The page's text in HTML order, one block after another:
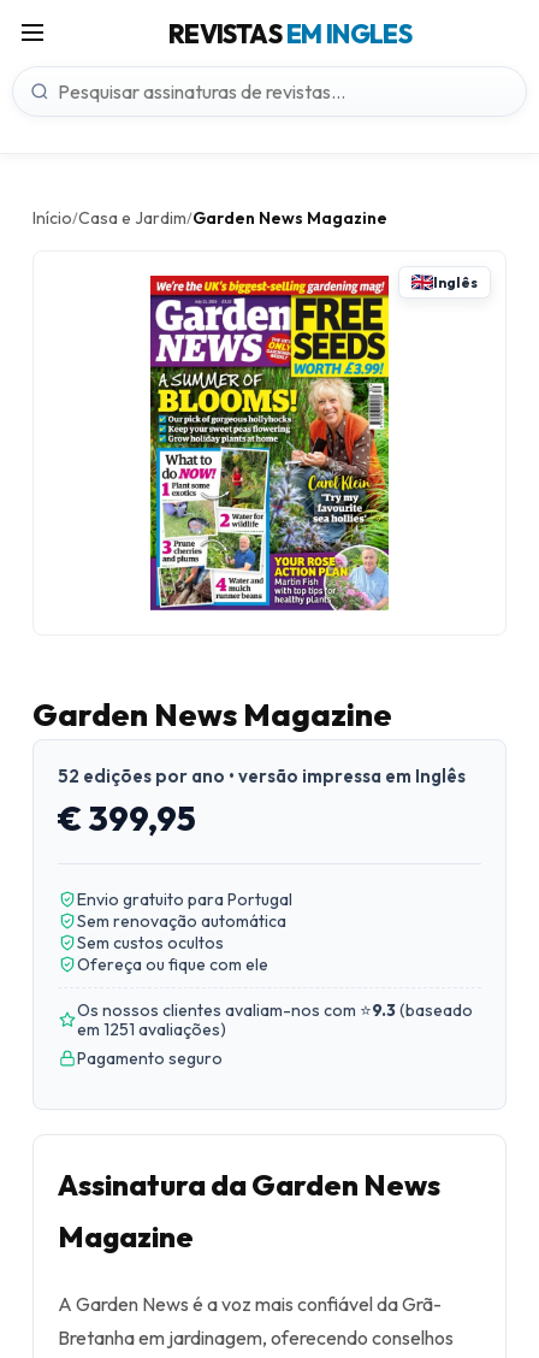
REVISTASEM INGLES
Início/Casa e Jardim/Garden News Magazine
Inglês
Garden News Magazine
52 edições por ano • versão impressa em Inglês
€ 399,95
Envio gratuito para Portugal
Sem renovação automática
Sem custos ocultos
Ofereça ou fique com ele
Os nossos clientes avaliam-nos com ⭐9.3(baseado
em 1251 avaliações)
Pagamento seguro
Assinatura da Garden News
Magazine
A Garden News é a voz mais confiável da Grã-
Bretanha em jardinagem, oferecendo conselhos